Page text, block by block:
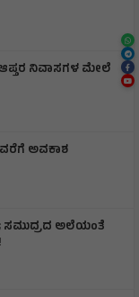
ನಿವಾಸಗಳ ಮೇಲೆ
ಅವಕಾಶ
ಸಮುದ್ರದ ಅಲೆಯಂತೆ